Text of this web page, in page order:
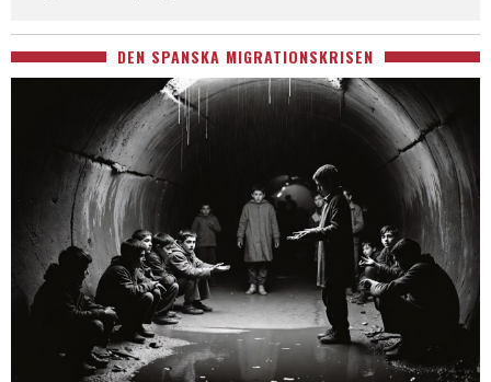
DEN SPANSKA MIGRATIONSKRISEN